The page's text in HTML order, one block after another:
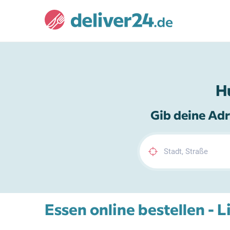
Gib deine
Essen online bestellen -